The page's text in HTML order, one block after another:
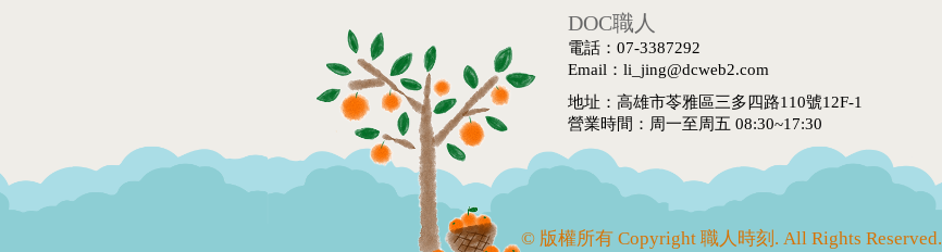
DOC職人
電話：07-3387292
Email：li_jing@dcweb2.com
地址：高雄市苓雅區三多四路110號12F-1
營業時間：周一至周五 08:30~17:30
© 版權所有 Copyright 職人時刻. All Rights Reserved.